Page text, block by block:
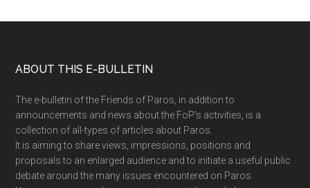
Footer
ABOUT THIS E-BULLETIN
The e-bulletin of the Friends of Paros, in addition to
announcements and news about the FoP’s activities, is a
collection of all-types of articles about Paros.
It is aiming to share views, impressions, positions and
proposals to an enlarged audience and to initiate a useful public
debate around the many issues encountered on Paros.